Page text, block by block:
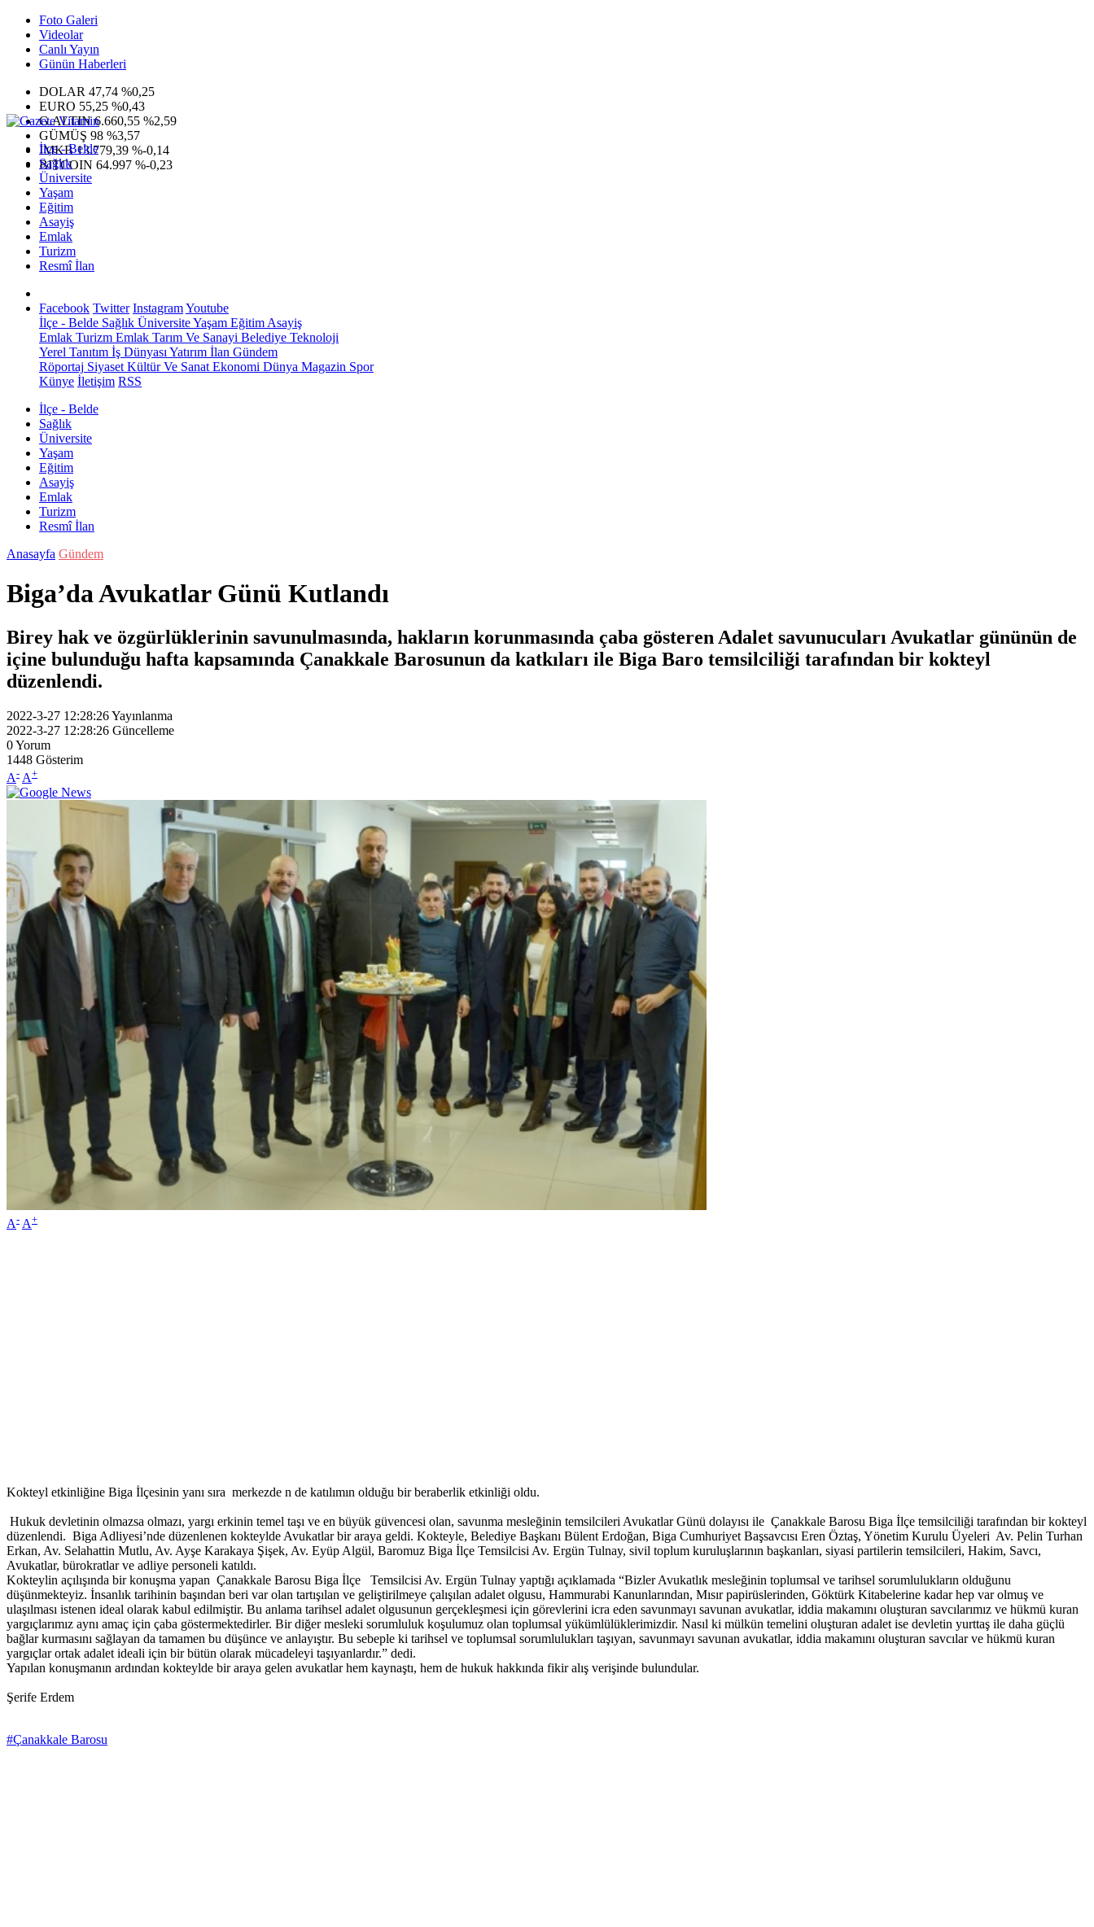
Foto Galeri
Videolar
Canlı Yayın
Günün Haberleri
DOLAR 47,74 %0,25
EURO 55,25 %0,43
G.ALTIN6.660,55 %2,59
GÜMÜŞ 98 %3,57
IMKB13.779,39 %-0,14
BITCOIN 64.997 %-0,23
İlçe - Belde
Sağlık
Üniversite
Yaşam
Eğitim
Asayiş
Emlak
Turizm
Resmî İlan
Facebook Twitter InstagramYoutube
İlçe - Belde Sağlık ÜniversiteYaşam Eğitim Asayiş
Emlak Turizm Emlak Tarım Ve Sanayi Belediye Teknoloji
Yerel Tanıtım İş Dünyası Yatırım İlan Gündem
Röportaj Siyaset Kültür Ve Sanat Ekonomi Dünya Magazin Spor
Künye İletişim RSS
İlçe - Belde
Sağlık
Üniversite
Yaşam
Eğitim
Asayiş
Emlak
Turizm
Resmî İlan
Anasayfa Gündem
Biga’da Avukatlar Günü Kutlandı
Birey hak ve özgürlüklerinin savunulmasında, hakların korunmasında çaba gösteren Adalet savunucuları Avukatlar gününün de
içine bulunduğu hafta kapsamında Çanakkale Barosunun da katkıları ile Biga Baro temsilciliği tarafından bir kokteyl
düzenlendi.
2022-3-27 12:28:26Yayınlanma
2022-3-27 12:28:26 Güncelleme
0Yorum
1448 Gösterim
A- A+
A- A+
Kokteyl etkinliğine Biga İlçesinin yanı sıra merkezde n de katılımın olduğu bir beraberlik etkinliği oldu.
Hukuk devletinin olmazsa olmazı, yargı erkinin temel taşı ve en büyük güvencesi olan, savunma mesleğinin temsilcileri Avukatlar Günü dolayısı ile Çanakkale Barosu Biga İlçe temsilciliği tarafından bir kokteyl
düzenlendi. Biga Adliyesi’nde düzenlenen kokteylde Avukatlar bir araya geldi. Kokteyle, Belediye Başkanı Bülent Erdoğan, Biga Cumhuriyet Başsavcısı Eren Öztaş, Yönetim Kurulu Üyeleri Av. Pelin Turhan
Erkan, Av. Selahattin Mutlu, Av. Ayşe Karakaya Şişek, Av. Eyüp Algül, Baromuz Biga İlçe Temsilcisi Av. Ergün Tulnay, sivil toplum kuruluşlarının başkanları, siyasi partilerin temsilcileri, Hakim, Savcı,
Avukatlar, bürokratlar ve adliye personeli katıldı.
Kokteylin açılışında bir konuşma yapan Çanakkale Barosu Biga İlçe Temsilcisi Av. Ergün Tulnay yaptığı açıklamada “Bizler Avukatlık mesleğinin toplumsal ve tarihsel sorumlulukların olduğunu
düşünmekteyiz. İnsanlık tarihinin başından beri var olan tartışılan ve geliştirilmeye çalışılan adalet olgusu, Hammurabi Kanunlarından, Mısır papirüslerinden, Göktürk Kitabelerine kadar hep var olmuş ve
ulaşılması istenen ideal olarak kabul edilmiştir. Bu anlama tarihsel adalet olgusunun gerçekleşmesi için görevlerini icra eden savunmayı savunan avukatlar, iddia makamını oluşturan savcılarımız ve hükmü kuran
yargıçlarımız aynı amaç için çaba göstermektedirler. Bir diğer mesleki sorumluluk koşulumuz olan toplumsal yükümlülüklerimizdir. Nasıl ki mülkün temelini oluşturan adalet ise devletin yurttaş ile daha güçlü
bağlar kurmasını sağlayan da tamamen bu düşünce ve anlayıştır. Bu sebeple ki tarihsel ve toplumsal sorumlulukları taşıyan, savunmayı savunan avukatlar, iddia makamını oluşturan savcılar ve hükmü kuran
yargıçlar ortak adalet ideali için bir bütün olarak mücadeleyi taşıyanlardır.” dedi.
Yapılan konuşmanın ardından kokteylde bir araya gelen avukatlar hem kaynaştı, hem de hukuk hakkında fikir alış verişinde bulundular.
Şerife Erdem
#Çanakkale Barosu